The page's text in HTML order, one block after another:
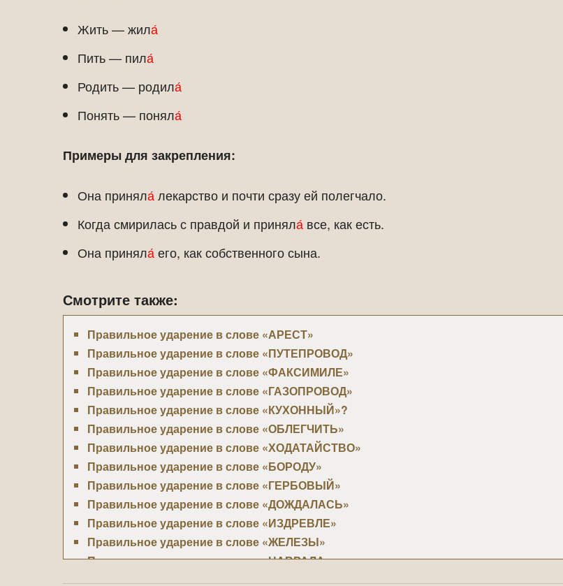
Жить — жила́
Пить — пила́
Родить — родила́
Понять — поняла́
Примеры для закрепления:
Она приняла́ лекарство и почти сразу ей полегчало.
Когда смирилась с правдой и приняла́ все, как есть.
Она приняла́ его, как собственного сына.
Смотрите также:
Правильное ударение в слове «АРЕСТ»
Правильное ударение в слове «ПУТЕПРОВОД»
Правильное ударение в слове «ФАКСИМИЛЕ»
Правильное ударение в слове «ГАЗОПРОВОД»
Правильное ударение в слове «КУХОННЫЙ»?
Правильное ударение в слове «ОБЛЕГЧИТЬ»
Правильное ударение в слове «ХОДАТАЙСТВО»
Правильное ударение в слове «БОРОДУ»
Правильное ударение в слове «ГЕРБОВЫЙ»
Правильное ударение в слове «ДОЖДАЛАСЬ»
Правильное ударение в слове «ИЗДРЕВЛЕ»
Правильное ударение в слове «ЖЕЛЕЗЫ»
Правильное ударение в слове «НАВРАЛА»
Правильное ударение в слове «ОКОН»